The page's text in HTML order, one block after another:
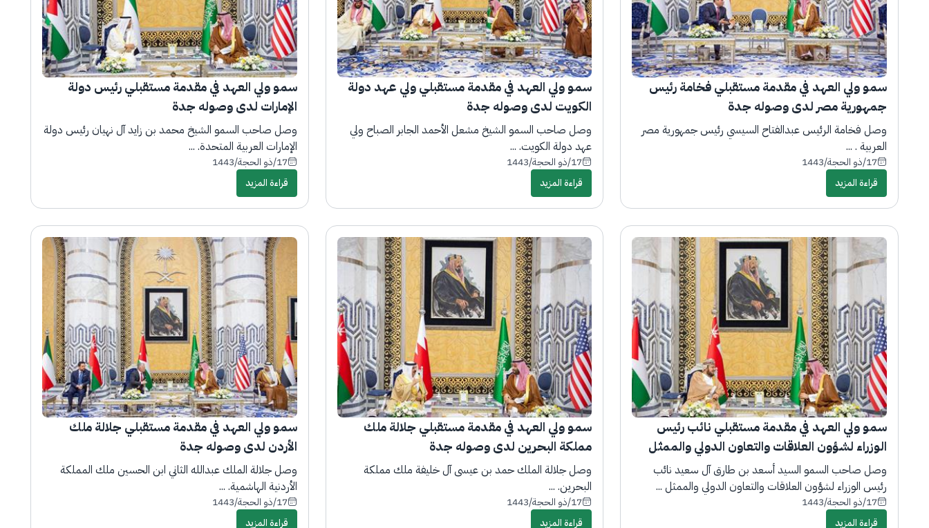
سمو ولي العهد في مقدمة مستقبلي فخامة رئيس
جمهورية مصر لدى وصوله جدة
وصل فخامة الرئيس عبدالفتاح السيسي رئيس جمهورية مصر
العربية . ...
17/ذو الحجة/1443
قراءة المزيد
سمو ولي العهد في مقدمة مستقبلي ولي عهد دولة
الكويت لدى وصوله جدة
وصل صاحب السمو الشيخ مشعل الأحمد الجابر الصباح ولي
عهد دولة الكويت. ...
17/ذو الحجة/1443
قراءة المزيد
سمو ولي العهد في مقدمة مستقبلي رئيس دولة
الإمارات لدى وصوله جدة
وصل صاحب السمو الشيخ محمد بن زايد آل نهيان رئيس دولة
الإمارات العربية المتحدة. ...
17/ذو الحجة/1443
قراءة المزيد
سمو ولي العهد في مقدمة مستقبلي نائب رئيس
الوزراء لشؤون العلاقات والتعاون الدولي والممثل
الخاص لسلطان عمان لدى وصوله جدة
وصل صاحب السمو السيد أسعد بن طارق آل سعيد نائب
رئيس الوزراء لشؤون العلاقات والتعاون الدولي والممثل ...
17/ذو الحجة/1443
قراءة المزيد
سمو ولي العهد في مقدمة مستقبلي جلالة ملك
مملكة البحرين لدى وصوله جدة
وصل جلالة الملك حمد بن عيسى آل خليفة ملك مملكة
البحرين. ...
17/ذو الحجة/1443
قراءة المزيد
سمو ولي العهد في مقدمة مستقبلي جلالة ملك
الأردن لدى وصوله جدة
وصل جلالة الملك عبدالله الثاني ابن الحسين ملك المملكة
الأردنية الهاشمية. ...
17/ذو الحجة/1443
قراءة المزيد